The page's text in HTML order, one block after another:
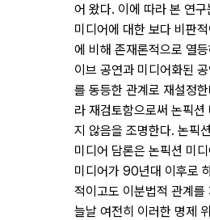
어 왔다. 이에 따라 본 연
미디어에 대한 보다 비판
에 비해 존재론적으로 열
이브 공연과 미디어화된
를 동등한 관계로 재설정
라 재검토함으로써 논픽
지 않음을 조명한다. 논픽
미디어 담론은 논픽션 미
미디어가 90년대 이후로
적이고도 이분법적 관계
늘날 여전히 이러한 명제